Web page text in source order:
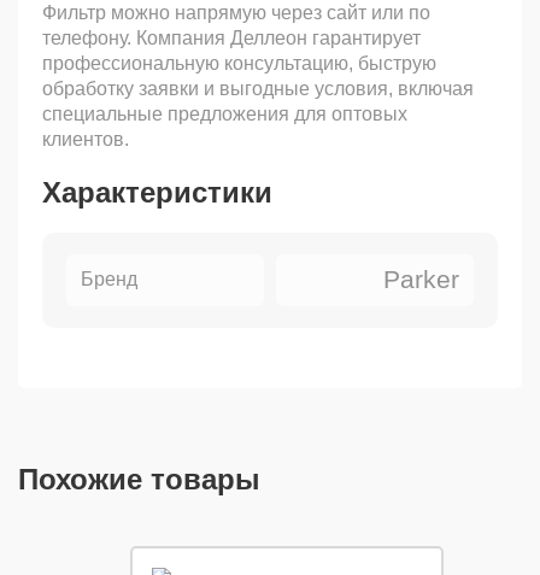
Фильтр можно напрямую через сайт или по
телефону. Компания Деллеон гарантирует
профессиональную консультацию, быструю
обработку заявки и выгодные условия, включая
специальные предложения для оптовых
клиентов.
Характеристики
Бренд Parker
Похожие товары